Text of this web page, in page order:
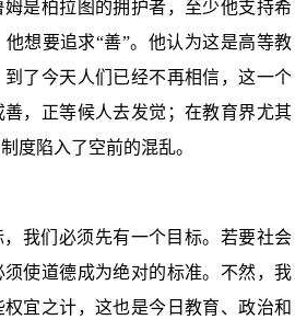
是柏拉图的拥护者，至少他支持希
想要追求“善”。他认为这是高等教
了今天人们已经不再相信，这一个
，正等候人去发觉；在教育界尤其
度陷入了空前的混乱。
我们必须先有一个目标。若要社会
使道德成为绝对的标准。不然，我
宜之计，这也是今日教育、政治和